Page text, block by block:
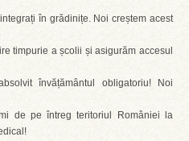
în grădinițe. Noi creștem acest
timpurie a școlii și asigurăm accesul
învățământul obligatoriu! Noi
de pe întreg teritoriul României la